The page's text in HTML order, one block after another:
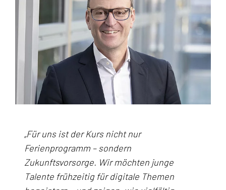
„Für uns ist der Kurs nicht nur
Ferienprogramm – sondern
Zukunftsvorsorge. Wir möchten junge
Talente frühzeitig für digitale Themen